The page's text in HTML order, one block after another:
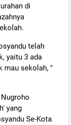
di
telah
yaitu 3 ada
mau sekolah, "
yang
Se-Kota